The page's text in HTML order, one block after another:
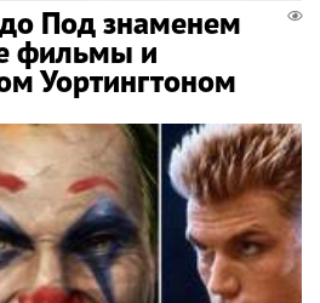
Под знаменем
фильмы и
Уортингтоном